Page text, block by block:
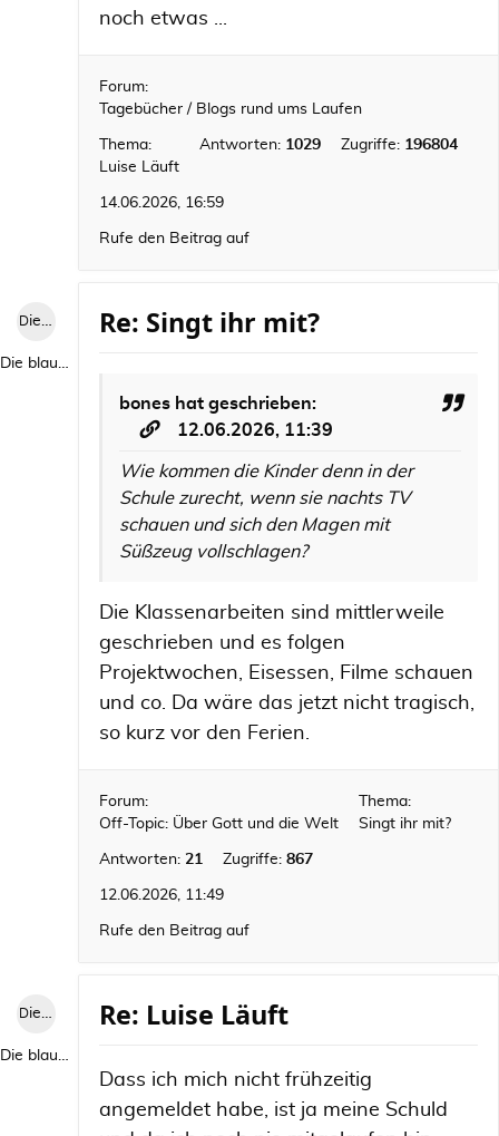
noch etwas ...
Forum:
Tagebücher / Blogs rund ums Laufen
Thema:
Luise Läuft
Antworten: 1029 Zugriffe: 196804
14.06.2026, 16:59
Rufe den Beitrag auf
Die blaue Luise
Die blaue Luise
Re: Singt ihr mit?
bones hat geschrieben:
12.06.2026, 11:39
Wie kommen die Kinder denn in der
Schule zurecht, wenn sie nachts TV
schauen und sich den Magen mit
Süßzeug vollschlagen?
Die Klassenarbeiten sind mittlerweile
geschrieben und es folgen
Projektwochen, Eisessen, Filme schauen
und co. Da wäre das jetzt nicht tragisch,
so kurz vor den Ferien.
Forum:
Off-Topic: Über Gott und die Welt
Thema:
Singt ihr mit?
Antworten: 21 Zugriffe: 867
12.06.2026, 11:49
Rufe den Beitrag auf
Die blaue Luise
Die blaue Luise
Re: Luise Läuft
Dass ich mich nicht frühzeitig
angemeldet habe, ist ja meine Schuld